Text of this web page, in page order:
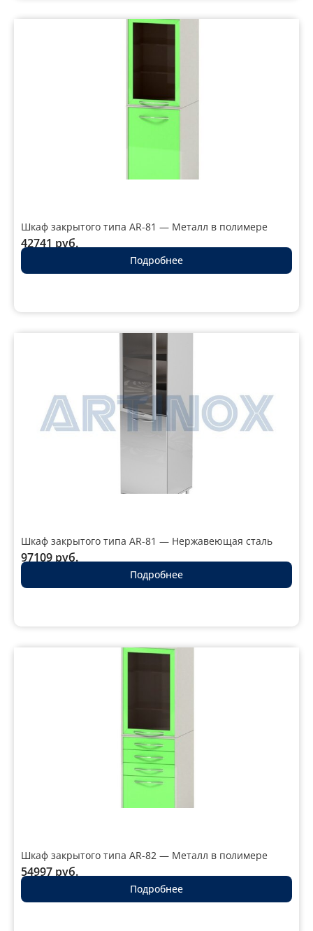
Шкаф закрытого типа AR-81 — Металл в полимере
42741 руб.
Подробнее
Шкаф закрытого типа AR-81 — Нержавеющая сталь
97109 руб.
Подробнее
Шкаф закрытого типа AR-82 — Металл в полимере
54997 руб.
Подробнее